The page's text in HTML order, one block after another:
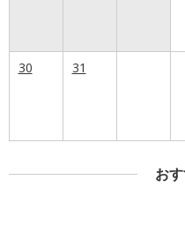
30 31
お